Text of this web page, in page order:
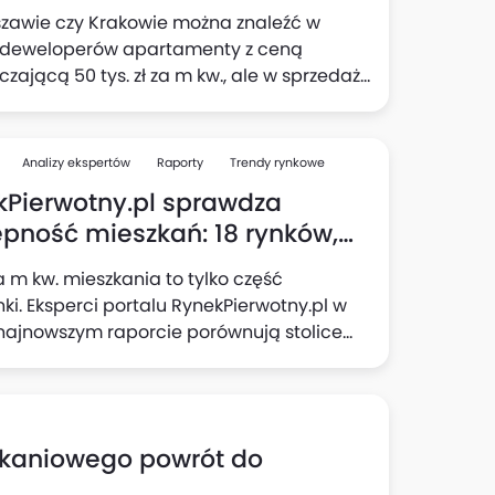
w cenach mogą szokować!
czy Krakowie można znaleźć w
apartamenty z ceną
50 tys. zł za m kw., ale w sprzedaży
miast oraz w jakich dzielnicach
znaleźć.
Analizy ekspertów Raporty Trendy rynkowe
sprawdza
mieszkań: 18 rynków,
kilka
m kw. mieszkania to tylko część
Eksperci portalu RynekPierwotny.pl w
raporcie porównują stolice
realne możliwości kupujących. Gdzie
można nabyć największe
powrót do